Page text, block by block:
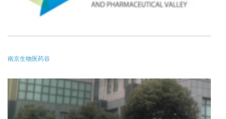
南京生物医药谷